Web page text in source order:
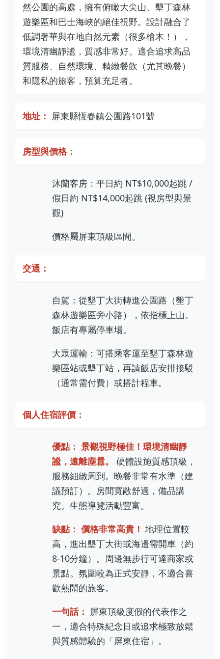
然公園的高處，擁有俯瞰大尖山、墾丁森林
遊樂區和巴士海峽的絕佳視野。設計融合了
低調奢華與在地自然元素（很多檜木！），
環境清幽靜謐，質感非常好。適合追求高品
質服務、自然環境、精緻餐飲（尤其晚餐）
和隱私的旅客，預算充足者。
地址： 屏東縣恆春鎮公園路101號
房型與價格：
沐蘭客房：平日約 NT$10,000起跳 /
假日約 NT$14,000起跳 (視房型與景
觀)
價格屬屏東頂級區間。
交通：
自駕：從墾丁大街轉進公園路（墾丁
森林遊樂區旁小路），依指標上山。
飯店有專屬停車場。
大眾運輸：可搭乘客運至墾丁森林遊
樂區站或墾丁站，再請飯店安排接駁
（通常需付費）或搭計程車。
個人住宿評價：
優點： 景觀視野極佳！環境清幽靜
謐，遠離塵囂。
硬體設施質感頂級，
服務細緻周到。晚餐非常有水準（建
議預訂）。房間寬敞舒適，備品講
究。生態導覽活動豐富。
缺點： 價格非常高貴！ 地理位置較
高，進出墾丁大街或海邊需開車（約
8-10分鐘）。周邊無步行可達商家或
景點。氛圍較為正式安靜，不適合喜
歡熱鬧的旅客。
一句話： 屏東頂級度假的代表作之
一，適合特殊紀念日或追求極致放鬆
與質感體驗的「屏東住宿」。